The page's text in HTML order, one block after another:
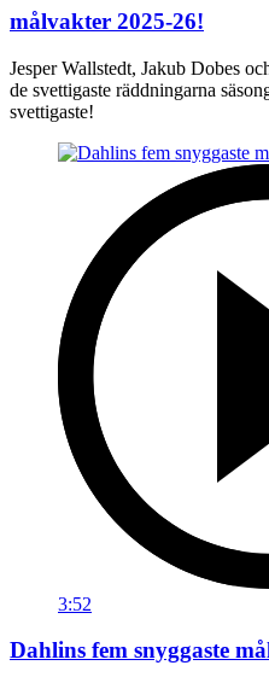
målvakter 2025-26!
Jesper Wallstedt, Jakub Dobes
de svettigaste räddningarna
svettigaste!
3:52
Dahlins fem snyggaste